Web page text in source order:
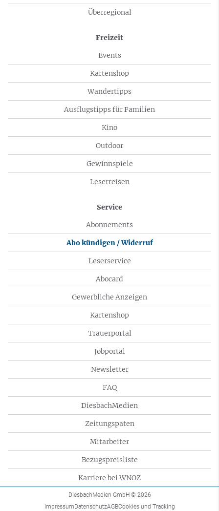
Überregional
Freizeit
Events
Kartenshop
Wandertipps
Ausflugstipps für Familien
Kino
Outdoor
Gewinnspiele
Leserreisen
Service
Abonnements
Abo kündigen / Widerruf
Leserservice
Abocard
Gewerbliche Anzeigen
Kartenshop
Trauerportal
Jobportal
Newsletter
FAQ
DiesbachMedien
Zeitungspaten
Mitarbeiter
Bezugspreisliste
Karriere bei WNOZ
DiesbachMedien GmbH © 2026
ImpressumDatenschutzAGBCookies und Tracking